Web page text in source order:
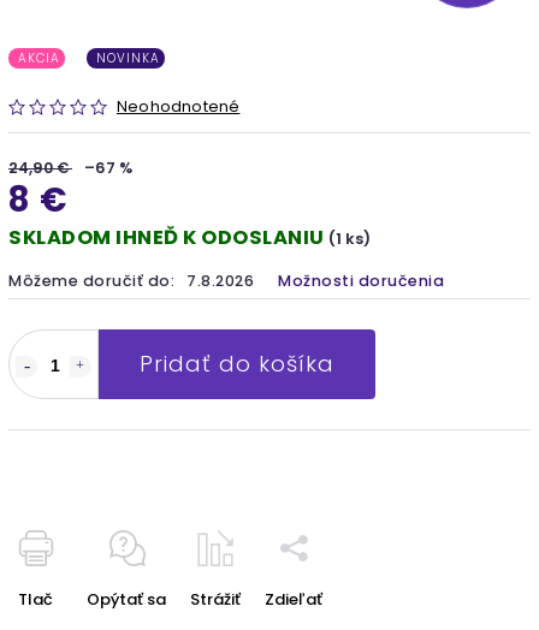
AKCIA NOVINKA
Neohodnotené
24,90 € –67 %
8 €
SKLADOM IHNEĎ K ODOSLANIU (1 ks)
Môžeme doručiť do: 7.8.2026 Možnosti doručenia
Pridať do košíka
Tlač Opýtať sa Strážiť Zdieľať